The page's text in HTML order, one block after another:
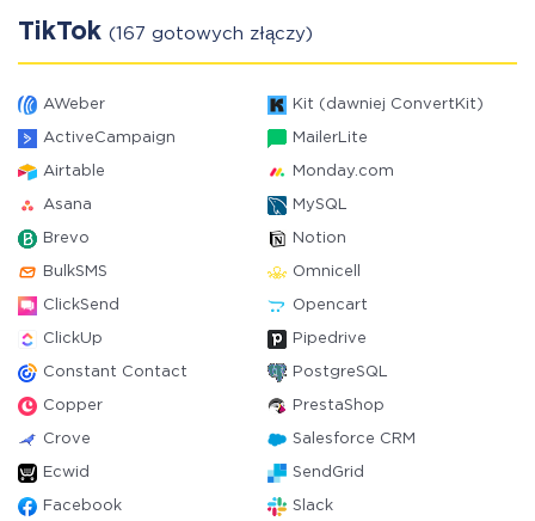
TikTok (167 gotowych złączy)
AWeber Kit (dawniej ConvertKit)
ActiveCampaign MailerLite
Airtable Monday.com
Asana MySQL
Brevo Notion
BulkSMS Omnicell
ClickSend Opencart
ClickUp Pipedrive
Constant Contact PostgreSQL
Copper PrestaShop
Crove Salesforce CRM
Ecwid SendGrid
Facebook Slack